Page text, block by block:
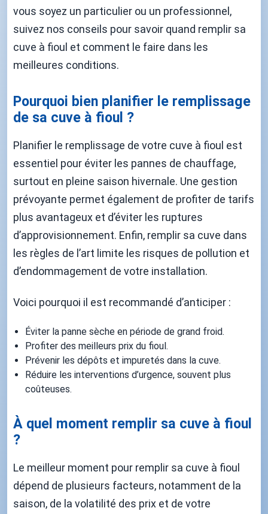
vous soyez un particulier ou un professionnel,
suivez nos conseils pour savoir quand remplir sa
cuve à fioul et comment le faire dans les
meilleures conditions.
Pourquoi bien planifier le remplissage
de sa cuve à fioul ?
Planifier le remplissage de votre cuve à fioul est
essentiel pour éviter les pannes de chauffage,
surtout en pleine saison hivernale. Une gestion
prévoyante permet également de profiter de tarifs
plus avantageux et d’éviter les ruptures
d’approvisionnement. Enfin, remplir sa cuve dans
les règles de l’art limite les risques de pollution et
d’endommagement de votre installation.
Voici pourquoi il est recommandé d’anticiper :
Éviter la panne sèche en période de grand froid.
Profiter des meilleurs prix du fioul.
Prévenir les dépôts et impuretés dans la cuve.
Réduire les interventions d’urgence, souvent plus
coûteuses.
À quel moment remplir sa cuve à fioul
?
Le meilleur moment pour remplir sa cuve à fioul
dépend de plusieurs facteurs, notamment de la
saison, de la volatilité des prix et de votre